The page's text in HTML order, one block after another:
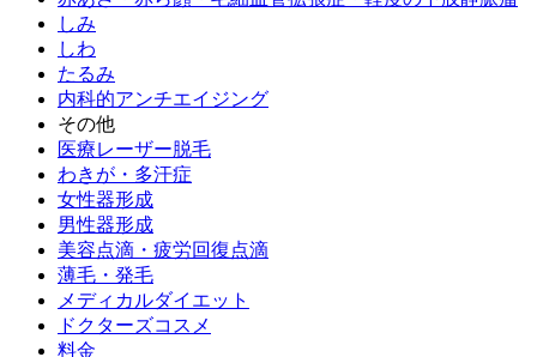
しみ
しわ
たるみ
内科的アンチエイジング
その他
医療レーザー脱毛
わきが・多汗症
女性器形成
男性器形成
美容点滴・疲労回復点滴
薄毛・発毛
メディカルダイエット
ドクターズコスメ
料金